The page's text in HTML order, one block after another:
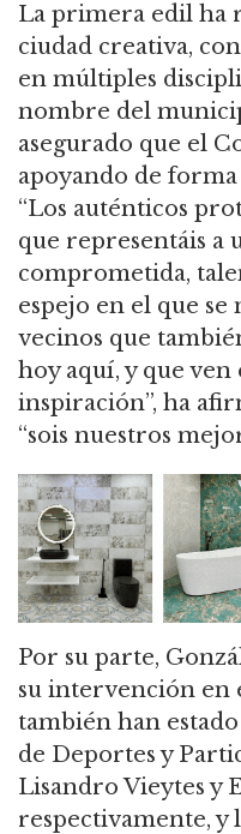
La primera edil ha
ciudad creativa,
en múltiples
nombre del
asegurado que el
apoyando de
“Los auténticos
que representáis a
comprometida,
espejo en el que
vecinos que
hoy aquí, y que ven
inspiración”, ha
“sois nuestros
Por su parte,
su intervención en
también han
de Deportes y
Lisandro Vieytes y
respectivamente,